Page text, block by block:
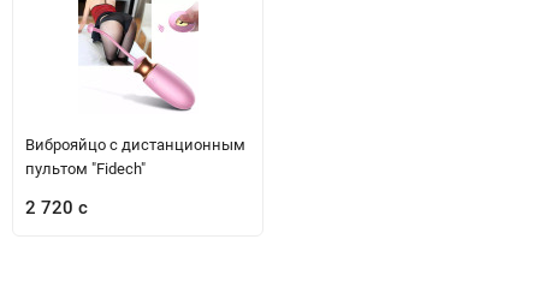
Виброяйцо с дистанционным
пультом "Fidech"
2 720 с